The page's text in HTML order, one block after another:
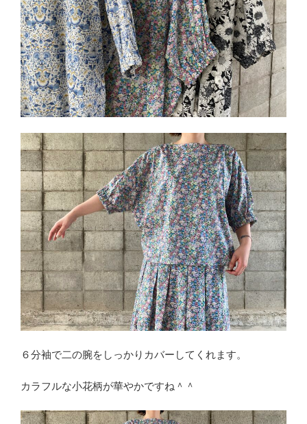
６分袖で二の腕をしっかりカバーしてくれます。
カラフルな小花柄が華やかですね＾＾